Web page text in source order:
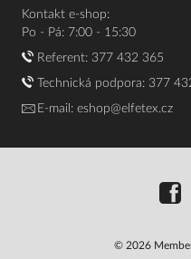
Kontakt e-shop:
Po - Pá: 7:00 - 15:30
Referent: 377 432 365
Technická podpora: 377
E-mail: eshop@elfetex.cz
© 2026